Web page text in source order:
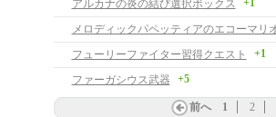
アルカナの炎の結び選択ボックス
+1
フューリーファイター習得クエスト +1
ファーガシウス武器 +5
前へ 1 2